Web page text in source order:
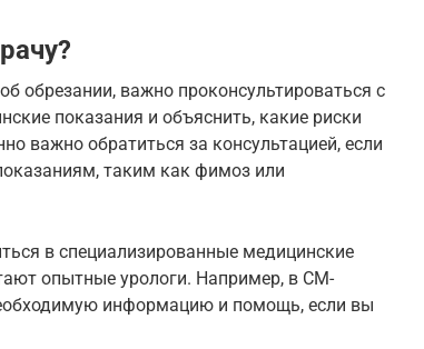
обрезании, важно проконсультироваться с
показания и объяснить, какие риски
важно обратиться за консультацией, если
таким как фимоз или
в специализированные медицинские
опытные урологи. Например, в СМ-
информацию и помощь, если вы